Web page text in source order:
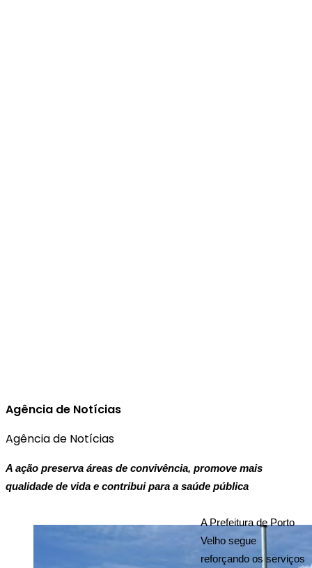
Agência de Notícias
Agência de Notícias
A ação preserva áreas de convivência, promove mais
qualidade de vida e contribui para a saúde pública
A Prefeitura de Porto
Velho segue
reforçando os serviços